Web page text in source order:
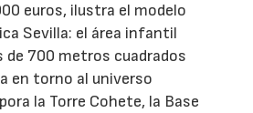
euros, ilustra el modelo
Sevilla: el área infantil
de 700 metros cuadrados
en torno al universo
la Torre Cohete, la Base